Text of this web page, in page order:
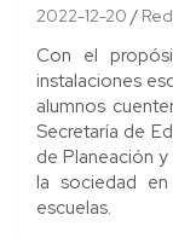
2022-12-20
Con el
instalaciones
alumnos
Secretaría de
de Planeación
la sociedad
escuelas.